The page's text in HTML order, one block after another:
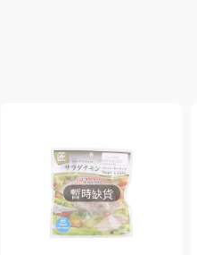
暫時缺貨